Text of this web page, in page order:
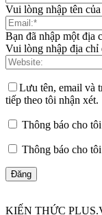
Vui lòng nhập tên
Bạn đã nhập một địa
Vui lòng nhập địa chỉ
Lưu tên, email và
tiếp theo tôi nhận xét.
Thông báo cho
Thông báo cho
KIẾN THỨC